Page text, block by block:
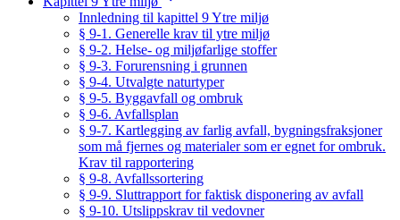
Innledning til kapittel 9 Ytre miljø
§ 9-1. Generelle krav til ytre miljø
§ 9-2. Helse- og miljøfarlige stoffer
§ 9-3. Forurensning i grunnen
§ 9-4. Utvalgte naturtyper
§ 9-5. Byggavfall og ombruk
§ 9-6. Avfallsplan
§ 9-7. Kartlegging av farlig avfall, bygningsfraksjoner
som må fjernes og materialer som er egnet for ombruk.
Krav til rapportering
§ 9-8. Avfallssortering
§ 9-9. Sluttrapport for faktisk disponering av avfall
§ 9-10. Utslippskrav til vedovner